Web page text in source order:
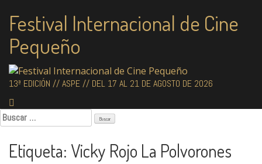
content
Festival Internacional de Cine
Pequeño
13ª EDICIÓN // ASPE // DEL 17 AL 21 DE AGOSTO DE 2026
Buscar:
Etiqueta: Vicky Rojo La Polvorones